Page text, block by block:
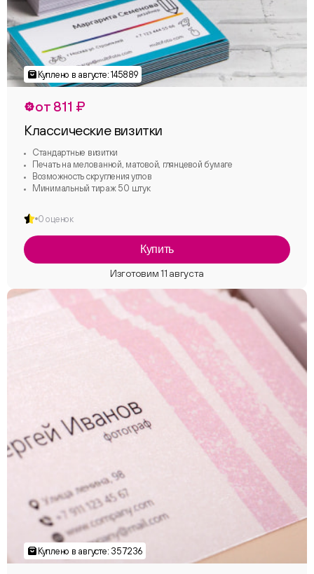
от 811 ₽
Классические визитки
Стандартные визитки
Печать на мелованной, матовой, глянцевой бумаге
Возможность скругления углов
Минимальный тираж 50 штук
0 оценок
Купить